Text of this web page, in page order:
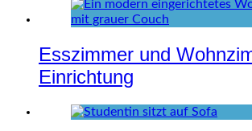
Esszimmer und
Einrichtung